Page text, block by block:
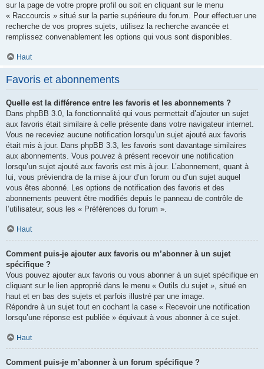
sur la page de votre propre profil ou soit en cliquant sur le menu
« Raccourcis » situé sur la partie supérieure du forum. Pour effectuer une
recherche de vos propres sujets, utilisez la recherche avancée et
remplissez convenablement les options qui vous sont disponibles.
Haut
Favoris et abonnements
Quelle est la différence entre les favoris et les abonnements ?
Dans phpBB 3.0, la fonctionnalité qui vous permettait d’ajouter un sujet
aux favoris était similaire à celle présente dans votre navigateur internet.
Vous ne receviez aucune notification lorsqu’un sujet ajouté aux favoris
était mis à jour. Dans phpBB 3.3, les favoris sont davantage similaires
aux abonnements. Vous pouvez à présent recevoir une notification
lorsqu’un sujet ajouté aux favoris est mis à jour. L’abonnement, quant à
lui, vous préviendra de la mise à jour d’un forum ou d’un sujet auquel
vous êtes abonné. Les options de notification des favoris et des
abonnements peuvent être modifiés depuis le panneau de contrôle de
l’utilisateur, sous les « Préférences du forum ».
Haut
Comment puis-je ajouter aux favoris ou m’abonner à un sujet
spécifique ?
Vous pouvez ajouter aux favoris ou vous abonner à un sujet spécifique en
cliquant sur le lien approprié dans le menu « Outils du sujet », situé en
haut et en bas des sujets et parfois illustré par une image.
Répondre à un sujet tout en cochant la case « Recevoir une notification
lorsqu’une réponse est publiée » équivaut à vous abonner à ce sujet.
Haut
Comment puis-je m’abonner à un forum spécifique ?